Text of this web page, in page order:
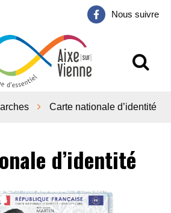
Nous suivre
Vienne
Carte nationale d’identité
d’identité